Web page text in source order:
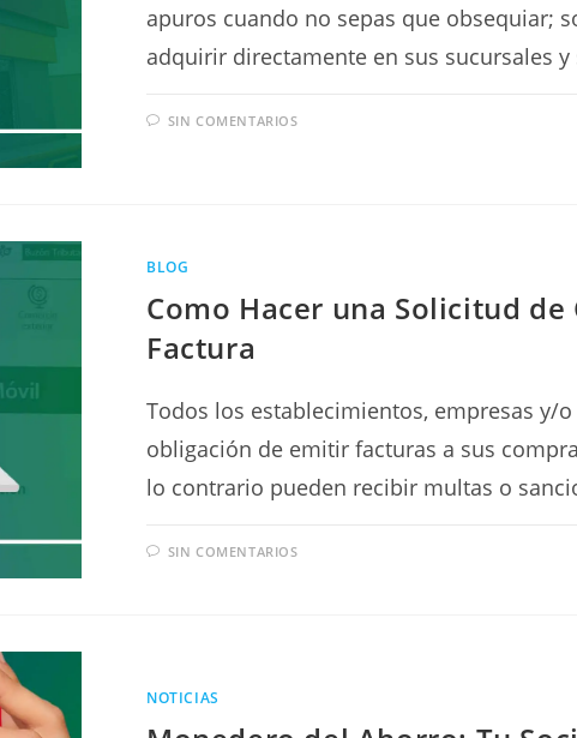
apuros cuando no sepas que obsequiar;
adquirir directamente en sus sucursales
SIN COMENTARIOS
BLOG
Como Hacer una Solicitud
Factura
Todos los establecimientos, empresas y/
obligación de emitir facturas a sus
lo contrario pueden recibir multas o
SIN COMENTARIOS
NOTICIAS